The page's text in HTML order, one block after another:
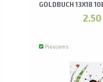
ALBUMS*
GOLDBUCH 13X18
Pieejams